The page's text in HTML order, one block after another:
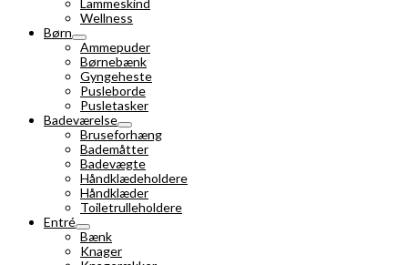
Lammeskind
Wellness
Børn
Ammepuder
Børnebænk
Gyngeheste
Pusleborde
Pusletasker
Badeværelse
Bruseforhæng
Bademåtter
Badevægte
Håndklædeholdere
Håndklæder
Toiletrulleholdere
Entré
Bænk
Knager